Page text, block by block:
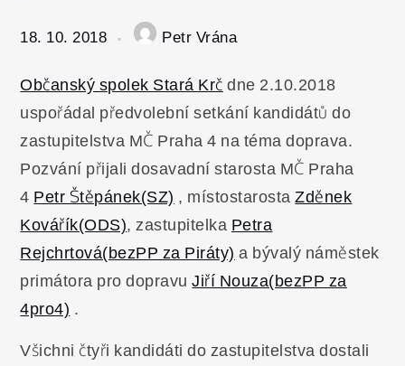
18. 10. 2018 Petr Vrána
Občanský spolek Stará Krč dne 2.10.2018
uspořádal předvolební setkání kandidátů do
zastupitelstva MČ Praha 4 na téma doprava.
Pozvání přijali dosavadní starosta MČ Praha
4 Petr Štěpánek(SZ) , místostarostaZděnek
Kovářík(ODS), zastupitelka Petra
Rejchrtová(bezPP za Piráty) a bývalý náměstek
primátora pro dopravuJiří Nouza(bezPP za
4pro4) .
Všichni čtyři kandidáti do zastupitelstva dostali